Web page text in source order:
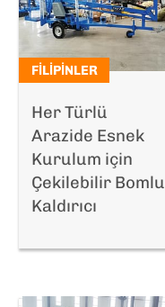
FILIPINLER
Her Türlü
Arazide Esnek
Kurulum için
Çekilebilir Bomlu
Kaldırıcı